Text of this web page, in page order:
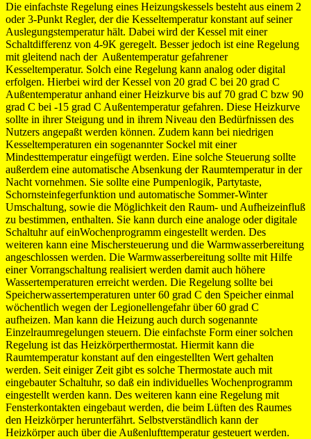
Die einfachste Regelung eines Heizungskessels besteht aus einem 2
oder 3-Punkt Regler, der die Kesseltemperatur konstant auf seiner
Auslegungstemperatur hält. Dabei wird der Kessel mit einer
Schaltdifferenz von 4-9K geregelt. Besser jedoch ist eine Regelung
mit gleitend nach der Außentemperatur gefahrener
Kesseltemperatur. Solch eine Regelung kann analog oder digital
erfolgen. Hierbei wird der Kessel von 20 grad C bei 20 grad C
Außentemperatur anhand einer Heizkurve bis auf 70 grad C bzw 90
grad C bei -15 grad C Außentemperatur gefahren. Diese Heizkurve
sollte in ihrer Steigung und in ihrem Niveau den Bedürfnissen des
Nutzers angepaßt werden können. Zudem kann bei niedrigen
Kesseltemperaturen ein sogenannter Sockel mit einer
Mindesttemperatur eingefügt werden. Eine solche Steuerung sollte
außerdem eine automatische Absenkung der Raumtemperatur in der
Nacht vornehmen. Sie sollte eine Pumpenlogik, Partytaste,
Schornsteinfegerfunktion und automatische Sommer-Winter
Umschaltung, sowie die Möglichkeit den Raum- und Aufheizeinfluß
zu bestimmen, enthalten. Sie kann durch eine analoge oder digitale
Schaltuhr auf einWochenprogramm eingestellt werden. Des
weiteren kann eine Mischersteuerung und die Warmwasserbereitung
angeschlossen werden. Die Warmwasserbereitung sollte mit Hilfe
einer Vorrangschaltung realisiert werden damit auch höhere
Wassertemperaturen erreicht werden. Die Regelung sollte bei
Speicherwassertemperaturen unter 60 grad C den Speicher einmal
wöchentlich wegen der Legionellengefahr über 60 grad C
aufheizen. Man kann die Heizung auch durch sogenannte
Einzelraumregelungen steuern. Die einfachste Form einer solchen
Regelung ist das Heizkörperthermostat. Hiermit kann die
Raumtemperatur konstant auf den eingestellten Wert gehalten
werden. Seit einiger Zeit gibt es solche Thermostate auch mit
eingebauter Schaltuhr, so daß ein individuelles Wochenprogramm
eingestellt werden kann. Des weiteren kann eine Regelung mit
Fensterkontakten eingebaut werden, die beim Lüften des Raumes
den Heizkörper herunterfährt. Selbstverständlich kann der
Heizkörper auch über die Außenlufttemperatur gesteuert werden.